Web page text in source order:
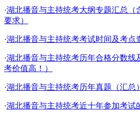
·湖北播音与主持统考大纲专题汇总（
要求）
·湖北播音与主持统考考试时间及考点
·湖北播音与主持统考历年合格分数线
考价值高！）
·湖北播音与主持统考历年真题（汇总）
·湖北播音与主持统考近十年参加考试